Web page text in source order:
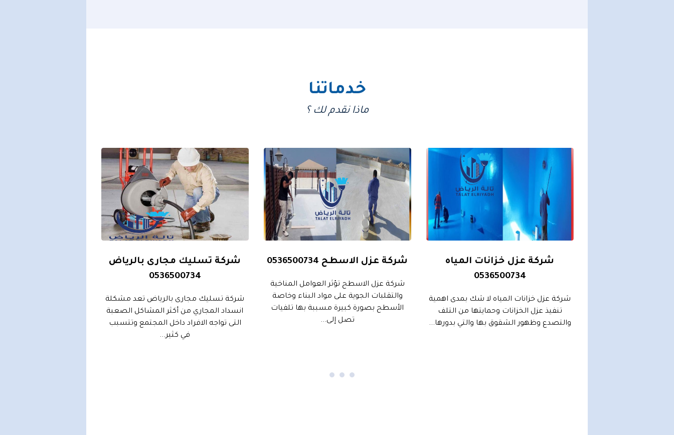
خدماتنا
ماذا نقدم لك ؟
شركة تسليك مجارى بالرياض
0536500734
شركة تسليك مجارى بالرياض تعد مشكلة
انسداد المجاري من أكثر المشاكل الصعبة
التى تواجه الافراد داخل المجتمع وتتسبب
في كثير...
شركة عزل الاسطح 0536500734
شركة عزل الاسطح تؤثر العوامل المناخية
والتقلبات الجوية على مواد البناء وخاصة
الأسطح بصورة كبيرة مسببة بها تلفيات
تصل إلى...
شركة عزل خزانات المياه
0536500734
شركة عزل خزانات المياه لا شك بمدى اهمية
تنفيذ عزل الخزانات وحمايتها من التلف
والتصدع وظهور الشقوق بها والتي بدورها...